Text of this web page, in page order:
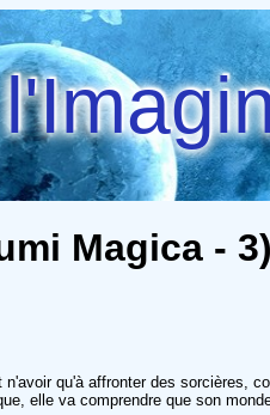
Magica -
qu'à affronter des sorcières,
elle va comprendre que son